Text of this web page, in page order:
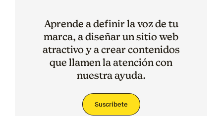
Aprende a definir la voz de tu
marca, a diseñar un sitio web
atractivo y a crear contenidos
que llamen la atención con
nuestra ayuda.
Suscríbete